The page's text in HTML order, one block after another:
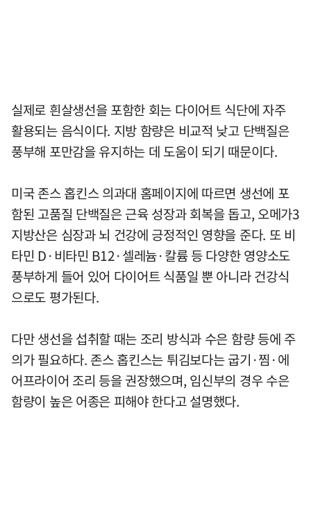
실제로 흰살생선을 포함한 회는 다이어트 식단에 자주
활용되는 음식이다. 지방 함량은 비교적 낮고 단백질은
풍부해 포만감을 유지하는 데 도움이 되기 때문이다.
미국 존스 홉킨스 의과대 홈페이지에 따르면 생선에 포
함된 고품질 단백질은 근육 성장과 회복을 돕고, 오메가3
지방산은 심장과 뇌 건강에 긍정적인 영향을 준다. 또 비
타민 D·비타민 B12·셀레늄·칼륨 등 다양한 영양소도
풍부하게 들어 있어 다이어트 식품일 뿐 아니라 건강식
으로도 평가된다.
다만 생선을 섭취할 때는 조리 방식과 수은 함량 등에 주
의가 필요하다. 존스 홉킨스는 튀김보다는 굽기·찜·에
어프라이어 조리 등을 권장했으며, 임신부의 경우 수은
함량이 높은 어종은 피해야 한다고 설명했다.